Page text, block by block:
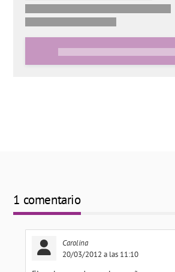
1 comentario
Carolina
20/03/2012 a las 11:10